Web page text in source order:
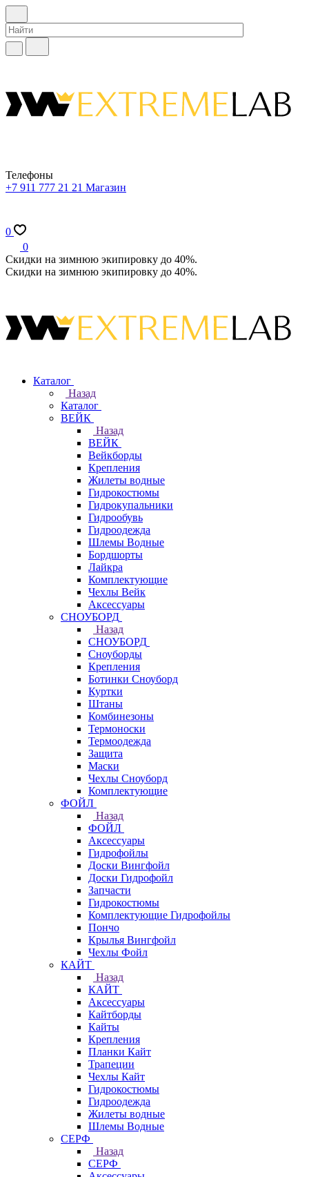
Телефоны
+7 911 777 21 21 Магазин
0
0
Скидки на зимнюю экипировку до 40%.
Скидки на зимнюю экипировку до 40%.
Каталог
Назад
Каталог
ВЕЙК
Назад
ВЕЙК
Вейкборды
Крепления
Жилеты водные
Гидрокостюмы
Гидрокупальники
Гидрообувь
Гидроодежда
Шлемы Водные
Бордшорты
Лайкра
Комплектующие
Чехлы Вейк
Аксессуары
СНОУБОРД
Назад
СНОУБОРД
Сноуборды
Крепления
Ботинки Сноуборд
Куртки
Штаны
Комбинезоны
Термоноски
Термоодежда
Защита
Маски
Чехлы Сноуборд
Комплектующие
ФОЙЛ
Назад
ФОЙЛ
Аксессуары
Гидрофойлы
Доски Вингфойл
Доски Гидрофойл
Запчасти
Гидрокостюмы
Комплектующие Гидрофойлы
Пончо
Крылья Вингфойл
Чехлы Фойл
КАЙТ
Назад
КАЙТ
Аксессуары
Кайтборды
Кайты
Крепления
Планки Кайт
Трапеции
Чехлы Кайт
Гидрокостюмы
Гидроодежда
Жилеты водные
Шлемы Водные
СЕРФ
Назад
СЕРФ